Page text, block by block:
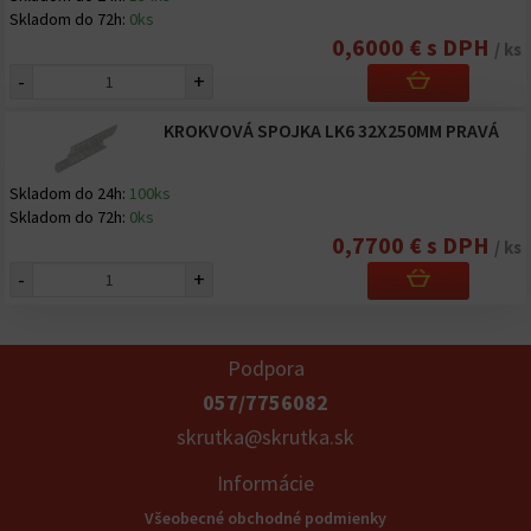
Skladom do 72h: 0ks
0,6000 € s DPH / ks
- +
KROKVOVÁ SPOJKA LK6 32X250MM PRAVÁ
Skladom do 24h: 100ks
Skladom do 72h: 0ks
0,7700 € s DPH / ks
- +
Podpora
057/7756082
skrutka@skrutka.sk
Informácie
Všeobecné obchodné podmienky